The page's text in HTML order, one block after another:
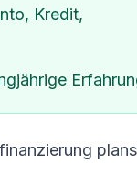
Kredit,